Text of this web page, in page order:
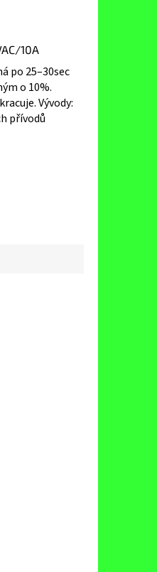
10A
po 25–30sec
o 10%.
Vývody:
přívodů